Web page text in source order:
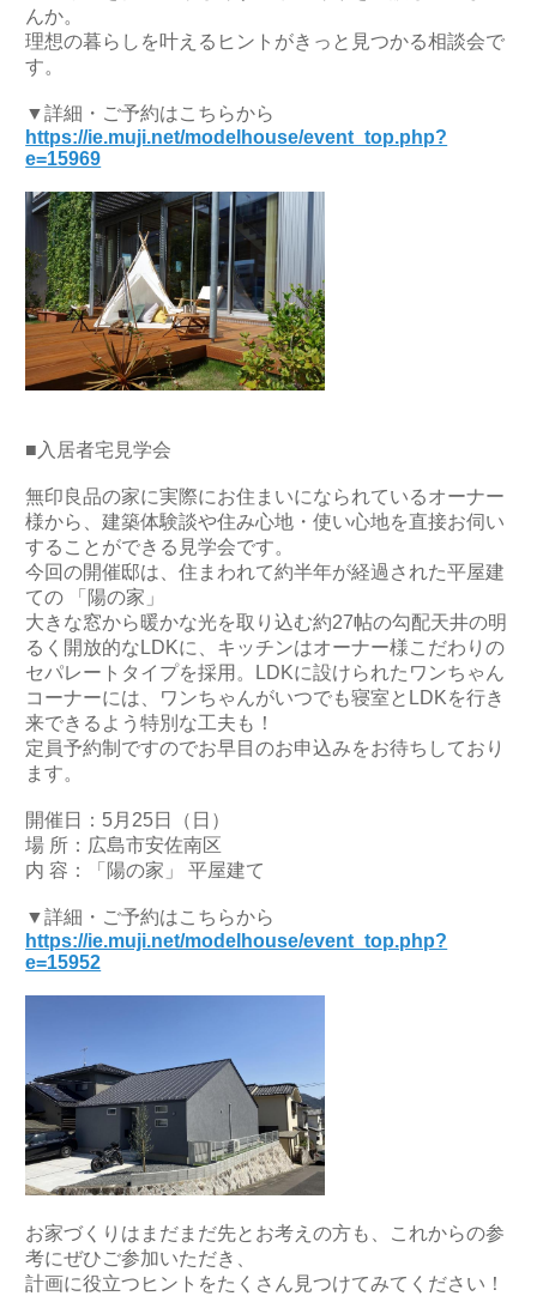
んか。
理想の暮らしを叶えるヒントがきっと見つかる相談会で
す。
▼詳細・ご予約はこちらから
https://ie.muji.net/modelhouse/event_top.php?
e=15969
■入居者宅見学会
無印良品の家に実際にお住まいになられているオーナー
様から、建築体験談や住み心地・使い心地を直接お伺い
することができる見学会です。
今回の開催邸は、住まわれて約半年が経過された平屋建
ての 「陽の家」
大きな窓から暖かな光を取り込む約27帖の勾配天井の明
るく開放的なLDKに、キッチンはオーナー様こだわりの
セパレートタイプを採用。LDKに設けられたワンちゃん
コーナーには、ワンちゃんがいつでも寝室とLDKを行き
来できるよう特別な工夫も！
定員予約制ですのでお早目のお申込みをお待ちしており
ます。
開催日：5月25日（日）
場 所：広島市安佐南区
内 容：「陽の家」 平屋建て
▼詳細・ご予約はこちらから
https://ie.muji.net/modelhouse/event_top.php?
e=15952
お家づくりはまだまだ先とお考えの方も、これからの参
考にぜひご参加いただき、
計画に役立つヒントをたくさん見つけてみてください！